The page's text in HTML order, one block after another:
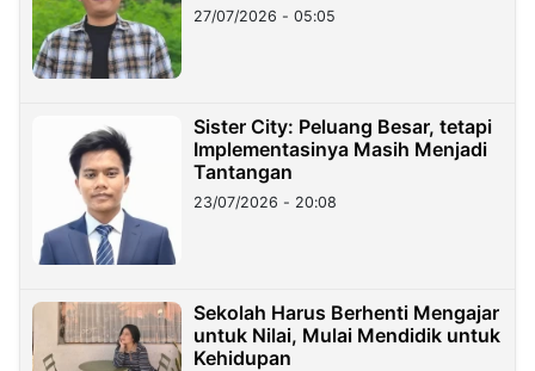
27/07/2026 - 05:05
Sister City: Peluang Besar, tetapi
Implementasinya Masih Menjadi
Tantangan
23/07/2026 - 20:08
Sekolah Harus Berhenti Mengajar
untuk Nilai, Mulai Mendidik untuk
Kehidupan